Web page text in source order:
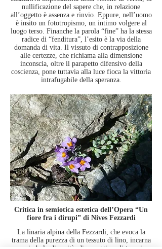
nullificazione del sapere che, in relazione
all’oggetto è assenza e rinvio. Eppure, nell’uomo
è insito un fototropismo, un intimo volgere al
luogo terso. Finanche la parola “fine” ha la stessa
radice di “fenditura”, l’esito è la via della
domanda di vita. Il vissuto di contrapposizione
alle certezze, che richiama alla dimensione
inconscia, oltre il parapetto difensivo della
coscienza, pone tuttavia alla luce fioca la vittoria
intrafugabile della speranza.
Critica in semiotica estetica dell’Opera “Un
fiore fra i dirupi” di Nives Fezzardi
La linaria alpina della Fezzardi, che evoca la
trama della purezza di un tessuto di lino, incarna